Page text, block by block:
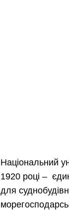
Національний
1920 році –
для